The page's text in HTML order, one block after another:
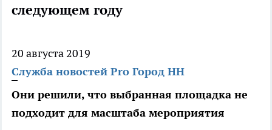
следующем году
20 августа 2019
Служба новостей Pro Город НН
Они решили, что выбранная площадка не
подходит для масштаба мероприятия